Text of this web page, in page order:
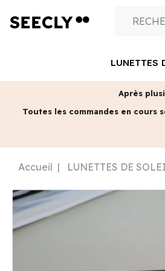
LUNETTES
Après
Toutes les commandes en cours
Accueil LUNETTES DE